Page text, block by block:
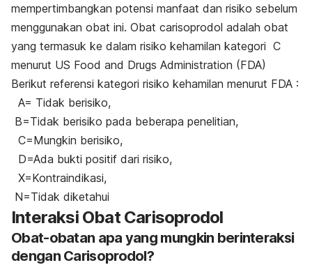
mempertimbangkan potensi manfaat dan risiko sebelum
menggunakan obat ini. Obat carisoprodol adalah obat
yang termasuk ke dalam risiko kehamilan kategori C
menurut US Food and Drugs Administration (FDA)
Berikut referensi kategori risiko kehamilan menurut FDA :
A= Tidak berisiko,
B=Tidak berisiko pada beberapa penelitian,
C=Mungkin berisiko,
D=Ada bukti positif dari risiko,
X=Kontraindikasi,
N=Tidak diketahui
Interaksi Obat Carisoprodol
Obat-obatan apa yang mungkin berinteraksi
dengan Carisoprodol?